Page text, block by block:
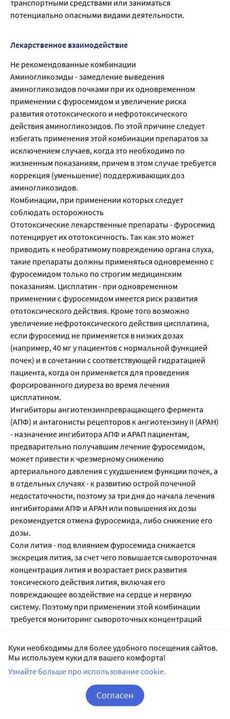
транспортными средствами или заниматься
потенциально опасными видами деятельности.
Лекарственное взаимодействие
Не рекомендованные комбинации
Аминогликозиды - замедление выведения
аминогликозидов почками при их одновременном
применении с фуросемидом и увеличение риска
развития ототоксического и нефротоксического
действия аминогликозидов. По этой причине следует
избегать применения этой комбинации препаратов за
исключением случаев, когда это необходимо по
жизненным показаниям, причем в этом случае требуется
коррекция (уменьшение) поддерживающих доз
аминогликозидов.
Комбинации, при применении которых следует
соблюдать осторожность
Ототоксические лекарственные препараты - фуросемид
потенцирует их ототоксичность. Так как это может
приводить к необратимому повреждению органа слуха,
такие препараты должны применяться одновременно с
фуросемидом только по строгим медицинским
показаниям. Цисплатин - при одновременном
применении с фуросемидом имеется риск развития
ототоксического действия. Кроме того возможно
увеличение нефротоксического действия цисплатина,
если фуросемид не применяется в низких дозах
(например, 40 мг у пациентов с нормальной функцией
почек) и в сочетании с соответствующей гидратацией
пациента, когда он применяется для проведения
форсированного диуреза во время лечения
цисплатином.
Ингибиторы ангиотензинпревращающего фермента
(АПФ) и антагонисты рецепторов к ангиотензину II (АРАН)
- назначение ингибитора АПФ и АРАП пациентам,
предварительно получавшим лечение фуросемидом,
может привести к чрезмерному снижению
артериального давления с ухудшением функции почек, а
в отдельных случаях - к развитию острой почечной
недостаточности, поэтому за три дня до начала лечения
ингибиторами АПФ и АРАН или повышения их дозы
рекомендуется отмена фуросемида, либо снижение его
дозы.
Соли лития - под влиянием фуросемида снижается
экскреция лития, за счет чего повышается сывороточная
концентрация лития и возрастает риск развития
токсического действия лития, включая его
повреждающее воздействие на сердце и нервную
систему. Поэтому при применении этой комбинации
требуется мониторинг сывороточных концентраций
Рисперидон - необходимо соблюдать осторожность,
тщательно взвешивая соотношение риска и пользы, при
сочетании приема рисперидона с фуросемидом или
увеличение смертности у пожилых пациентов с
деменцией, получавших одновременно рисперидон и
Куки необходимы для более удобного посещения сайтов.
Мы используем куки для вашего комфорта!
Узнайте больше про использование cookie.
Согласен